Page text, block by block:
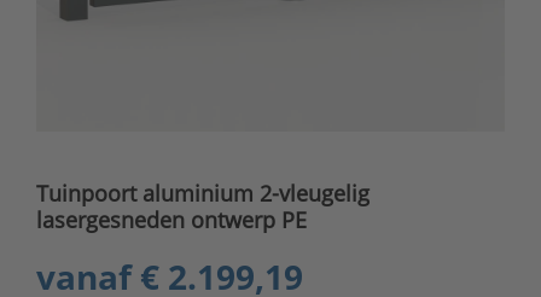
Tuinpoort aluminium 2-vleugelig
lasergesneden ontwerp PE
vanaf€ 2.199,19